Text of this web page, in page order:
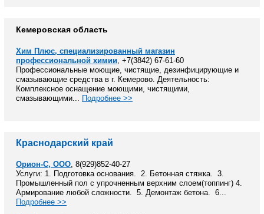
Кемеровская область
Хим Плюс, специализированный магазин
профессиональной химии, +7(3842) 67-61-60
Профессиональные моющие, чистящие, дезинфицирующие и
смазывающие средства в г. Кемерово. Деятельность:
Комплексное оснащение моющими, чистящими,
смазывающими... Подробнее >>
Краснодарский край
Орион-С, ООО, 8(929)852-40-27
Услуги: 1. Подготовка основания. 2. Бетонная стяжка. 3.
Промышленный пол с упрочненным верхним слоем(топпинг) 4.
Армирование любой сложности. 5. Демонтаж бетона. 6...
Подробнее >>